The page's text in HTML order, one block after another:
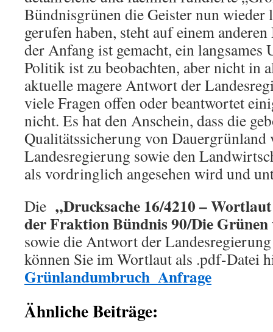
Bündnisgrünen die Geister nun wieder
gerufen haben, steht auf einem
der Anfang ist gemacht, ein langsames
Politik ist zu beobachten, aber nicht in
aktuelle magere Antwort der
viele Fragen offen oder beantwortet
nicht. Es hat den Anschein, dass die
Qualitätssicherung von Dauergrünland
Landesregierung sowie den
als vordringlich angesehen wird und
Die „Drucksache 16/4210 –
der Fraktion Bündnis 90/Die Grünen
sowie die Antwort der
können Sie im Wortlaut als .pdf-Datei
Grünlandumbruch_Anfrage
Ähnliche Beiträge: